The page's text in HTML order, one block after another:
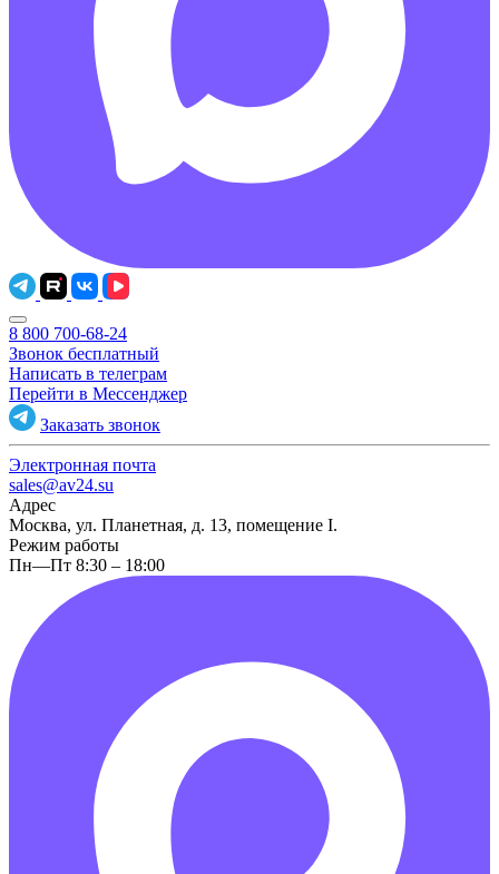
8 800 700-68-24
Звонок бесплатный
Написать в телеграм
Перейти в Мессенджер
Заказать звонок
Электронная почта
sales@av24.su
Адрес
Москва, ул. Планетная, д. 13, помещение I.
Режим работы
Пн—Пт 8:30 – 18:00